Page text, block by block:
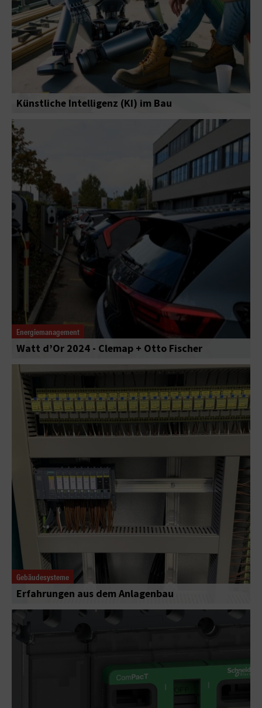
Künstliche Intelligenz (KI) im Bau
Energiemanagement
Watt d’Or 2024 - Clemap + Otto Fischer
Gebäudesysteme
Erfahrungen aus dem Anlagenbau